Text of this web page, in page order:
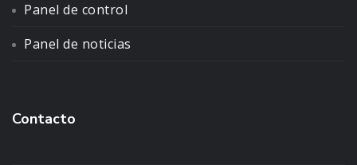
Panel de control
Panel de noticias
Contacto